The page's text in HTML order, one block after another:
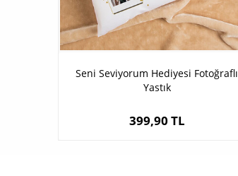
Seni Seviyorum Hediyesi Fotoğraflı
Yastık
399,90 TL